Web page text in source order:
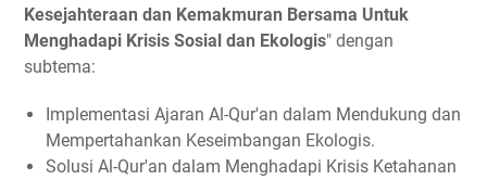
Kesejahteraan dan Kemakmuran Bersama Untuk
Menghadapi Krisis Sosial dan Ekologis" dengan
subtema:
Implementasi Ajaran Al-Qur'an dalam Mendukung dan
Mempertahankan Keseimbangan Ekologis.
Solusi Al-Qur'an dalam Menghadapi Krisis Ketahanan